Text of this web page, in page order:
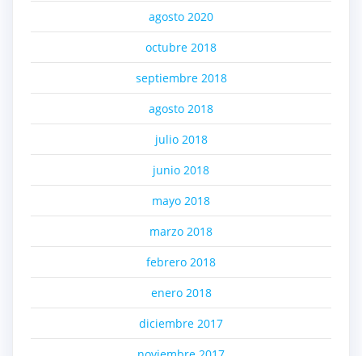
agosto 2020
octubre 2018
septiembre 2018
agosto 2018
julio 2018
junio 2018
mayo 2018
marzo 2018
febrero 2018
enero 2018
diciembre 2017